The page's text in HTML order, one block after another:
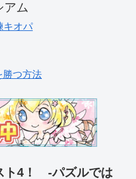
アム
キオパ
勝つ方法
ト4！ -パズルでは